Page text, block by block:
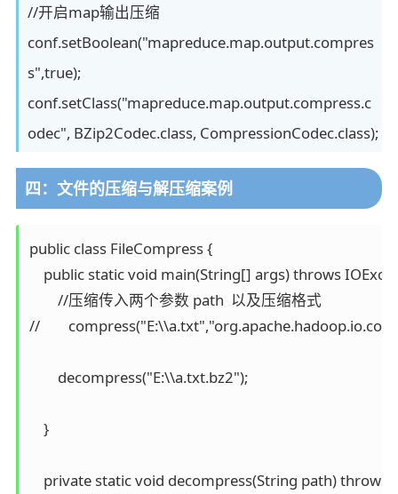
//开启map输出压缩
conf.setBoolean("mapreduce.map.output.compres
s",true);
conf.setClass("mapreduce.map.output.compress.c
odec", BZip2Codec.class, CompressionCodec.class);
四：文件的压缩与解压缩案例
public class FileCompress {
public static void main(String[] args) throws
        //压缩传入两个参数 path  以及压缩格式
//
        decompress("E:\\a.txt.bz2");
    }
private static void decompress(String path) throws